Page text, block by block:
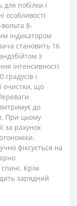
побілки і
особливості
8-
індикатором
становить 16
з
інтенсивності
і
очистки, що
до
При цьому
за рахунок
фіксується на
Крім
зарядний